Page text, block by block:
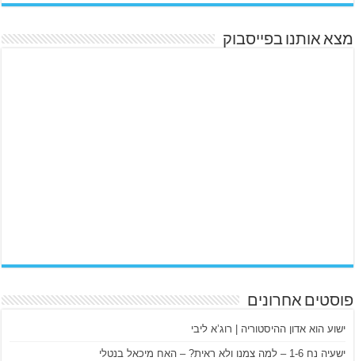
מצא אותנו בפייסבוק
פוסטים אחרונים
ישוע הוא אדון ההיסטוריה | רוג’א ליבי
ישעיה נח 1-6 – למה צמנו ולא ראית? – האח מיכאל בנטלי